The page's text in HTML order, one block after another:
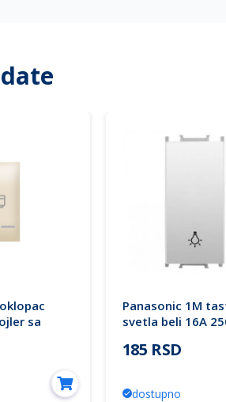
sa
Panasonic 1M
svetla beli 16A
Thea Modular
185 RSD
dostupno